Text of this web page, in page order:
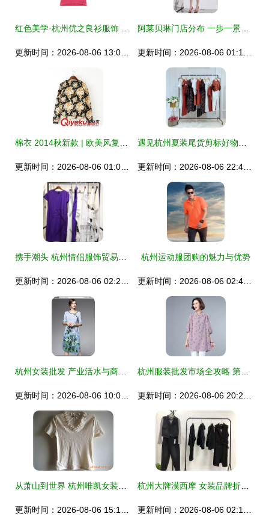
杭州运动服团购的魅力与优势